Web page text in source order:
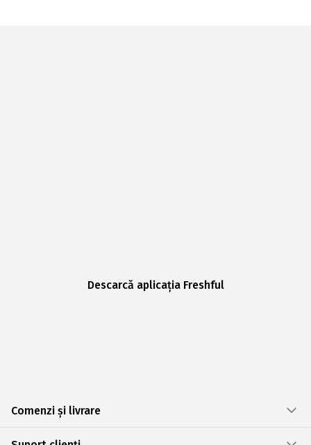
Descarcă aplicația Freshful
Comenzi și livrare